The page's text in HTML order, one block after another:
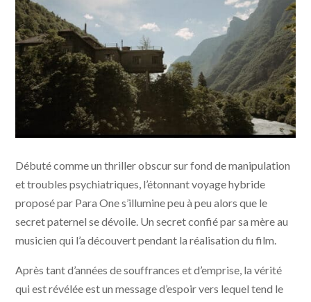
Distribution
Débuté comme un thriller obscur sur fond de manipulation
et troubles psychiatriques, l’étonnant voyage hybride
proposé par Para One s’illumine peu à peu alors que le
secret paternel se dévoile. Un secret confié par sa mère au
musicien qui l’a découvert pendant la réalisation du film.
Après tant d’années de souffrances et d’emprise, la vérité
qui est révélée est un message d’espoir vers lequel tend le